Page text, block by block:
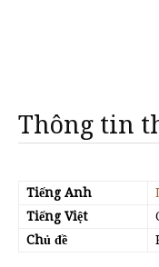
Thông tin
Tiếng Anh
Tiếng Việt
Chủ đề